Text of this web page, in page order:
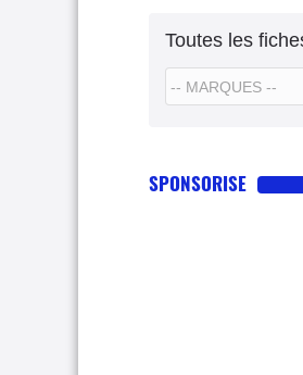
Toutes les
SPONSORISE